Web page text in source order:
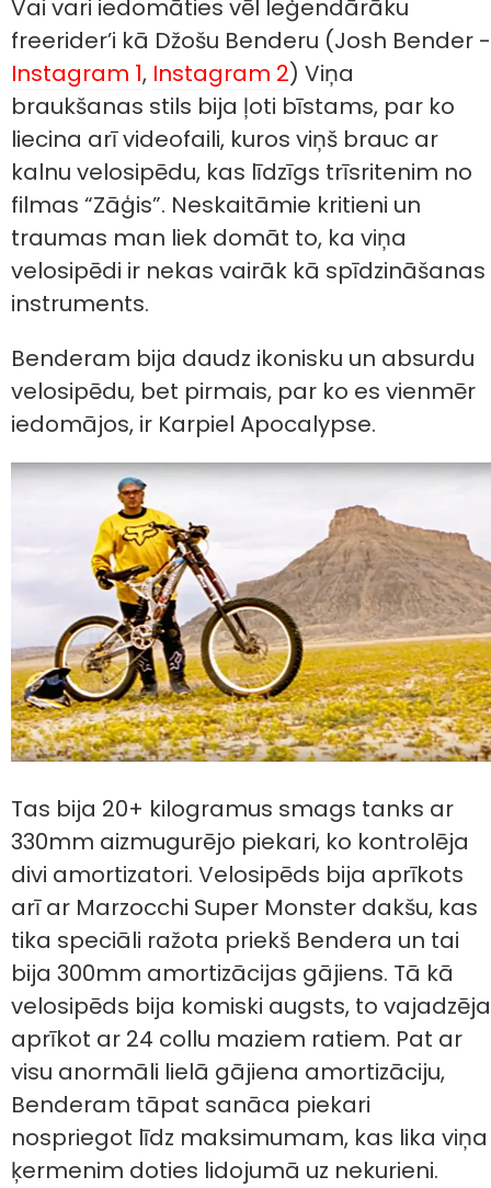
Vai vari iedomāties vēl leģendārāku
freerider’i kā Džošu Benderu (Josh Bender -
Instagram 1, Instagram 2) Viņa
braukšanas stils bija ļoti bīstams, par ko
liecina arī videofaili, kuros viņš brauc ar
kalnu velosipēdu, kas līdzīgs trīsritenim no
filmas “Zāģis”. Neskaitāmie kritieni un
traumas man liek domāt to, ka viņa
velosipēdi ir nekas vairāk kā spīdzināšanas
instruments.
Benderam bija daudz ikonisku un absurdu
velosipēdu, bet pirmais, par ko es vienmēr
iedomājos, ir Karpiel Apocalypse.
Tas bija 20+ kilogramus smags tanks ar
330mm aizmugurējo piekari, ko kontrolēja
divi amortizatori. Velosipēds bija aprīkots
arī ar Marzocchi Super Monster dakšu, kas
tika speciāli ražota priekš Bendera un tai
bija 300mm amortizācijas gājiens. Tā kā
velosipēds bija komiski augsts, to vajadzēja
aprīkot ar 24 collu maziem ratiem. Pat ar
visu anormāli lielā gājiena amortizāciju,
Benderam tāpat sanāca piekari
nospriegot līdz maksimumam, kas lika viņa
ķermenim doties lidojumā uz nekurieni.